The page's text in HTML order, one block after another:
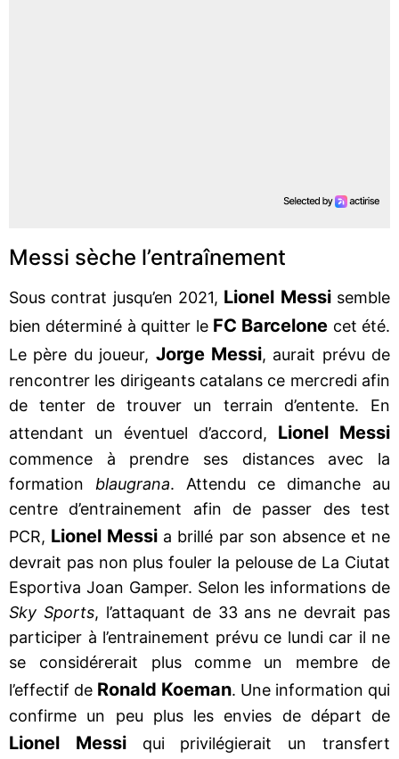
Messi sèche l’entraînement
Sous contrat jusqu’en 2021, Lionel Messisemble
bien déterminé à quitter le FC Barcelone cet été.
Le père du joueur, Jorge Messi, aurait prévu de
rencontrer les dirigeants catalans ce mercredi afin
de tenter de trouver un terrain d’entente. En
attendant un éventuel d’accord, Lionel Messi
commence à prendre ses distances avec la
formation blaugrana. Attendu ce dimanche au
centre d’entrainement afin de passer des test
PCR, Lionel Messi a brillé par son absence et ne
devrait pas non plus fouler la pelouse de La Ciutat
Esportiva Joan Gamper. Selon les informations de
Sky Sports, l’attaquant de 33 ans ne devrait pas
participer à l’entrainement prévu ce lundi car il ne
se considérerait plus comme un membre de
l’effectif de Ronald Koeman. Une information qui
confirme un peu plus les envies de départ de
Lionel Messiqui privilégierait un transfert